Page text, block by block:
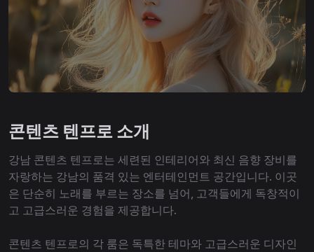
콘텐츠 텐프로 소개
강남 콘텐츠 텐프로는 세련된 인테리어와 최신 음향 장비를
자랑하는 강남의 품격 있는 엔터테인먼트 공간입니다. 이곳
은 단순히 노래를 부르는 장소를 넘어, 고객들에게 독창적이
고 고급스러운 경험을 제공합니다.
콘텐츠 텐프로의 각 룸은 독특한 테마와 고급스러운 디자인